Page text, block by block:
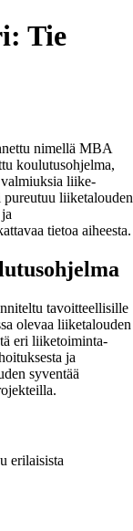
Tie
nimellä MBA
koulutusohjelma,
liike-
liiketalouden
tietoa aiheesta.
tavoitteellisille
olevaa liiketalouden
eri liiketoiminta-
ja
syventää
erilaisista